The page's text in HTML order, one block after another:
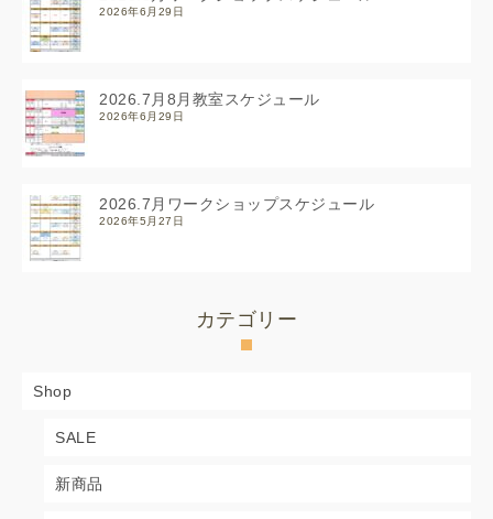
2026年6月29日
2026.7月8月教室スケジュール
2026年6月29日
2026.7月ワークショップスケジュール
2026年5月27日
カテゴリー
Shop
SALE
新商品